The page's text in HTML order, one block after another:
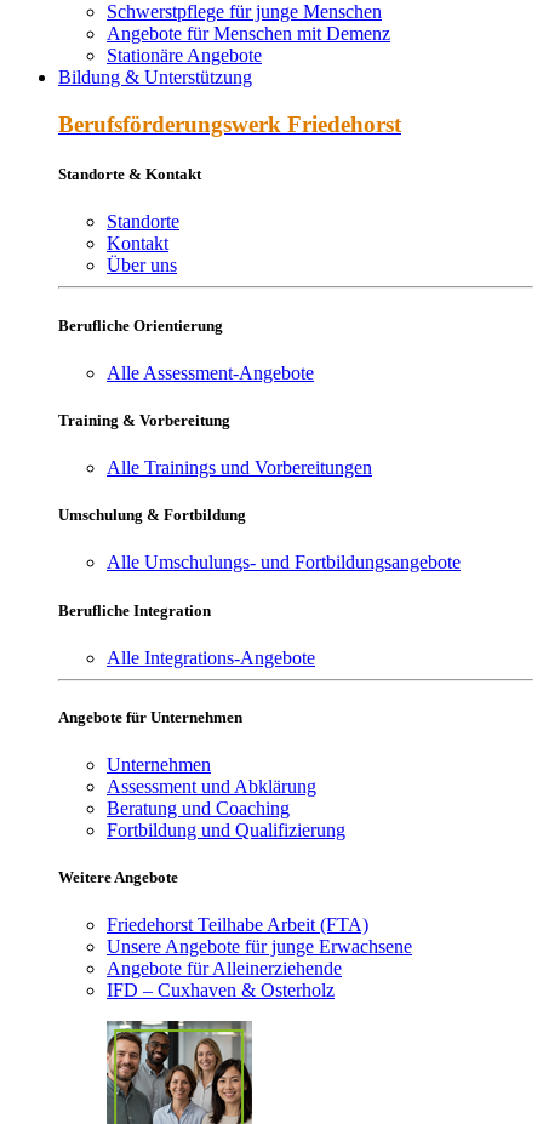
Schwerstpflege für junge Menschen
Angebote für Menschen mit Demenz
Stationäre Angebote
Bildung & Unterstützung
Berufs­förderungs­werk Friede­horst
Standorte & Kontakt
Standorte
Kontakt
Über uns
Berufliche Orientierung
Alle Assessment-Angebote
Training & Vorbereitung
Alle Trainings und Vorbereitungen
Umschulung & Fortbildung
Alle Umschulungs- und Fortbildungsangebote
Berufliche Integration
Alle Integrations-Angebote
Angebote für Unternehmen
Unternehmen
Assessment und Abklärung
Beratung und Coaching
Fortbildung und Qualifizierung
Weitere Angebote
Friedehorst Teilhabe Arbeit (FTA)
Unsere Angebote für junge Erwachsene
Angebote für Alleinerziehende
IFD – Cuxhaven & Osterholz